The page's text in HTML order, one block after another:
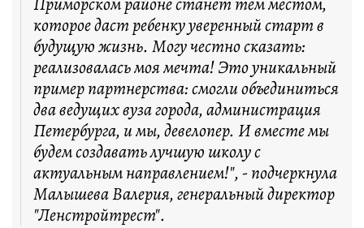
которое даст ребенку уверенный старт в
будущую жизнь. Могу честно сказать:
реализовалась моя мечта! Это уникальный
пример партнерства: смогли объединиться
два ведущих вуза города, администрация
Петербурга, и мы, девелопер. И вместе мы
будем создавать лучшую школу с
актуальным направлением!", - подчеркнула
Малышева Валерия, генеральный директор
"Ленстройтрест".